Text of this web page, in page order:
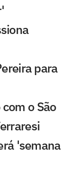
para
o São
'semana